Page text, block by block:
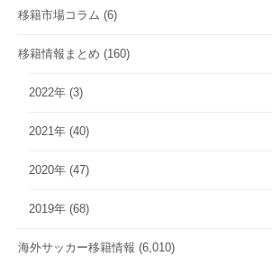
移籍市場コラム (6)
移籍情報まとめ (160)
2022年 (3)
2021年 (40)
2020年 (47)
2019年 (68)
海外サッカー移籍情報 (6,010)